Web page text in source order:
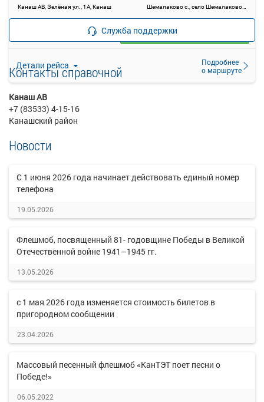
Канаш АВ, Зелёная ул., 1А, Канаш Шемалаково с., село Шемалаково, Россия
Детали рейса
Подробнее
о маршруте
—
Загрузить цену
Служба поддержки
Контакты справочной
Канаш АВ
+7 (83533) 4-15-16
Канашский район
Новости
C 1 июня 2026 года начинает действовать единый номер
телефона
19.05.2026
Флешмоб, посвященный 81- годовщине Победы в Великой
Отечественной войне 1941–1945 гг.
13.05.2026
с 1 мая 2026 года изменяется стоимость билетов в
пригородном сообщении
23.04.2026
Массовый песенный флешмоб «КанТЭТ поет песни о
Победе!»
06.05.2022